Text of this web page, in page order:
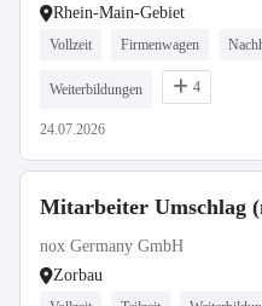
Rhein-Main-Gebiet
Vollzeit Firmenwagen
Weiterbildungen 4
24.07.2026
Mitarbeiter Umschlag
nox Germany GmbH
Zorbau